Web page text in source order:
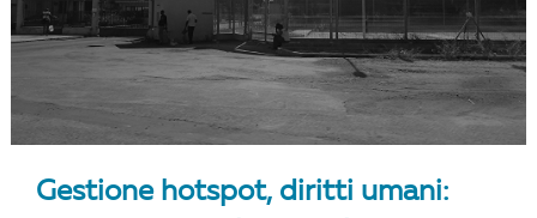
Gestione hotspot, diritti umani: